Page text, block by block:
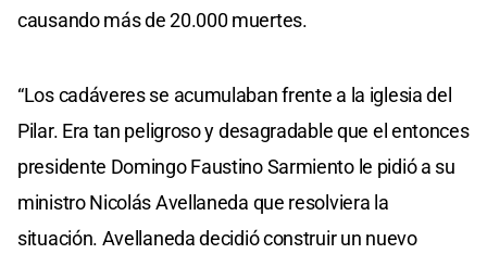
causando más de 20.000 muertes.
“Los cadáveres se acumulaban frente a la iglesia del
Pilar. Era tan peligroso y desagradable que el entonces
presidente Domingo Faustino Sarmiento le pidió a su
ministro Nicolás Avellaneda que resolviera la
situación. Avellaneda decidió construir un nuevo